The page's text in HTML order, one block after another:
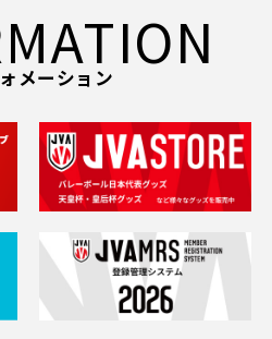
メーション